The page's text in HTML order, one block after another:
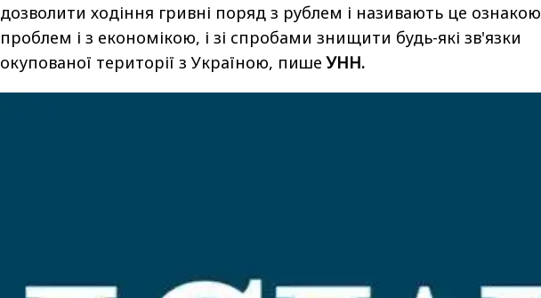
дозволити ходіння гривні поряд з рублем і називають це ознакою
проблем і з економікою, і зі спробами знищити будь-які зв'язки
окупованої території з Україною, пишеУНН.